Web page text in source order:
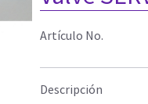
Artículo No.
Descripción